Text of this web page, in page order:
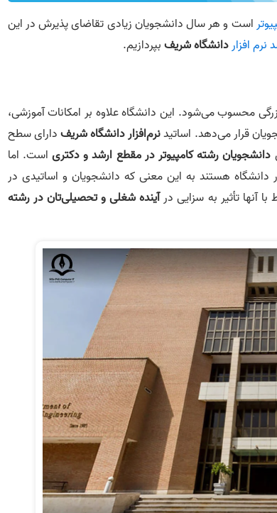
است و هر سال دانشجویان زیادی تقاضای پذیرش در این
افزاردانشگاه شریفبپردازیم.
محسوب می‌شود. این دانشگاه علاوه بر امکانات آموزشی،
قرار می‌دهد. اساتیدنرم‌افزاردانشگاه شریفدارای سطح
دانشجویان رشته کامپیوتر در مقطع ارشد و دکتریاست. اما
دانشگاه هستند به این معنی که دانشجویان و اساتیدی در
آنها تأثیر به سزایی درآینده شغلی و تحصیلی‌تان در رشته